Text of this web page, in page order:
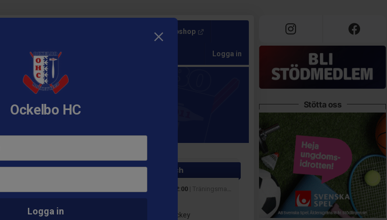
Webshop
Logga in
Ockelbo HC
Logga in
Nästa match
Lör 12 sep 12:00 | Träningsmatcher
Alfta Hockey
Stötta oss